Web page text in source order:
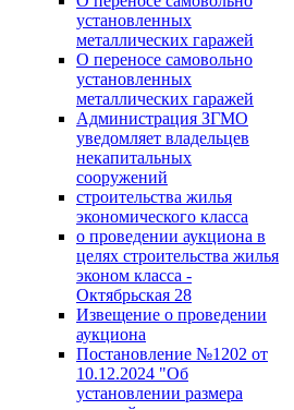
установленных
металлических гаражей
О переносе самовольно
установленных
металлических гаражей
Администрация ЗГМО
уведомляет владельцев
некапитальных
сооружений
строительства жилья
экономического класса
о проведении аукциона в
целях строительства жилья
эконом класса -
Октябрьская 28
Извещение о проведении
аукциона
Постановление №1202 от
10.12.2024 "Об
установлении размера